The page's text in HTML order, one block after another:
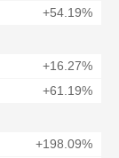
+54.19%
+16.27%
+61.19%
+198.09%